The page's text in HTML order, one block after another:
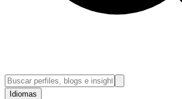
Idiomas